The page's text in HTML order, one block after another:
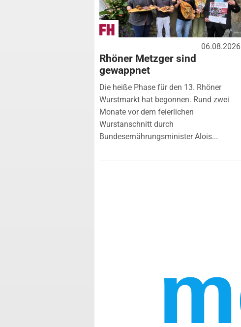
06.08.2026
Rhöner Metzger sind
gewappnet
Die heiße Phase für den 13. Rhöner
Wurstmarkt hat begonnen. Rund zwei
Monate vor dem feierlichen
Wurstanschnitt durch
Bundesernährungsminister Alois...